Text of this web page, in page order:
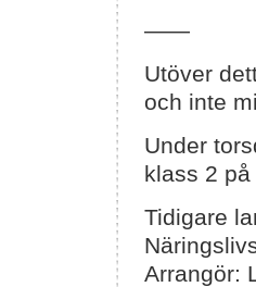
——
Utöver
och inte
Under
klass 2
Tidigare
Arrangör: